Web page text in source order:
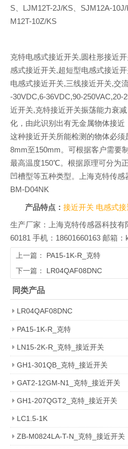
S、LJM12T-2J/KS、SJM12A-
M12T-10Z/KS
克特电感式接近开关,圆柱形接近
感式接近开关,超短型电感式接近
电感式接近开关,三线接近开关,交
-30VDC,6-36VDC,90-250VAC,20-
近开关,克特接近开关振荡能力衰
化，由此识别出有无金属物体接近
这种接近开关所能检测的物体必须
8mm至150mm。可根据客户需要
最高温度150℃。根据原理可分为
凹槽型等五种类型。上海克特传
BM-D04NK
产品特点：接近开关 电感式
生产厂家：上海克特传感器科技有
60181 手机：18601660163 邮箱
上一篇： PA15-1K-R_克特
下一篇： LR04QAF08DNC
同类产品
LR04QAF08DNC
PA15-1K-R_克特
LN15-2K-R_克特_接近开关
GH1-301QB_克特_接近开关
GAT2-12GM-N1_克特_接近开关
GH1-207QGT2_克特_接近开关
LC1.5-1K
ZB-M0824LA-T-N_克特_接近开关